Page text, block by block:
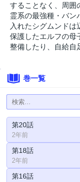
することなく、周囲
霊系の最強種・バン
入れたシグムンド
保護したエルフの母
整備したり、自給
巻一覧
第20話
2年前
第18話
2年前
第16話